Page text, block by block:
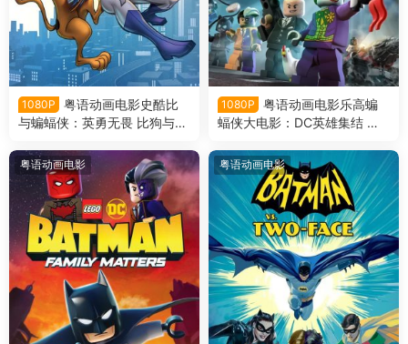
1080P
粤语动画电影史酷比
与蝙蝠侠：英勇无畏 比狗与蝙
语版
1080P
粤语动画电影乐高蝙
蝠侠大电影：DC英雄集结 乐
版
粤语动画电影 粤语动画电影